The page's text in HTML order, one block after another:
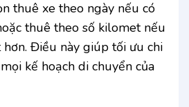
thuê xe theo ngày nếu có
thuê theo số kilomet nếu
Điều này giúp tối ưu chi
kế hoạch di chuyển của